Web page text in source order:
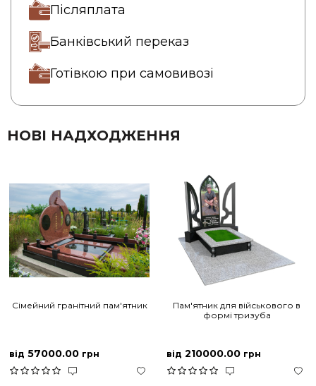
Післяплата
Банківський переказ
Готівкою при самовивозі
НОВІ НАДХОДЖЕННЯ
Сімейний гранітний пам'ятник
від 57000.00 грн
Пам'ятник для військового в
формі тризуба
від 210000.00 грн